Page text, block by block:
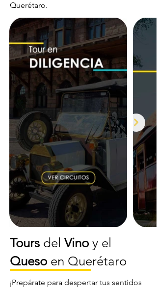
Querétaro.
Tours del Vino y el
Queso en Querétaro
¡Prepárate para despertar tus sentidos